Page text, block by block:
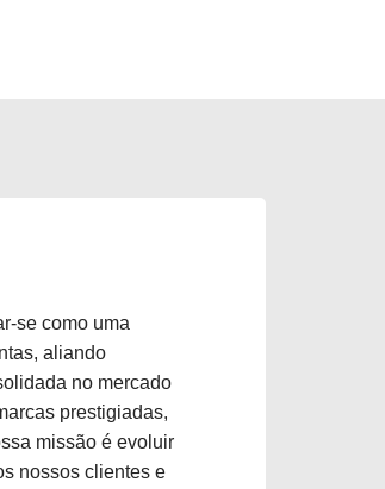
se como uma
aliando
no mercado
prestigiadas,
missão é evoluir
nossos clientes e